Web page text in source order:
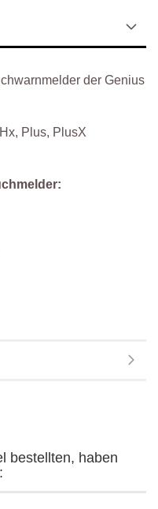
der Genius
Plus, PlusX
bestellten, haben